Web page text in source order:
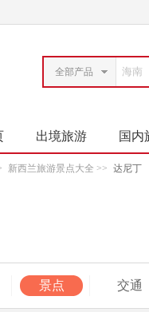
全部产品
出境旅游 国内
新西兰旅游景点大全 >> 达尼丁
景点 交通